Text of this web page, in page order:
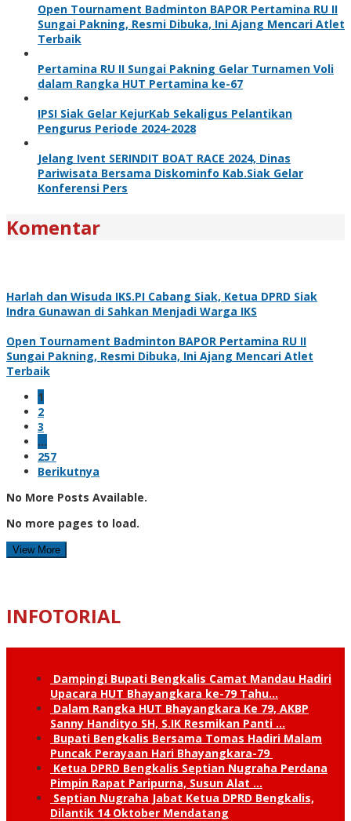
Open Tournament Badminton BAPOR Pertamina RU II
Sungai Pakning, Resmi Dibuka, Ini Ajang Mencari Atlet
Terbaik
Pertamina RU II Sungai Pakning Gelar Turnamen Voli
dalam Rangka HUT Pertamina ke-67
IPSI Siak Gelar KejurKab Sekaligus Pelantikan
Pengurus Periode 2024-2028
Jelang Ivent SERINDIT BOAT RACE 2024, Dinas
Pariwisata Bersama Diskominfo Kab.Siak Gelar
Konferensi Pers
Komentar
Harlah dan Wisuda IKS.PI Cabang Siak, Ketua DPRD Siak
Indra Gunawan di Sahkan Menjadi Warga IKS
Open Tournament Badminton BAPOR Pertamina RU II
Sungai Pakning, Resmi Dibuka, Ini Ajang Mencari Atlet
Terbaik
1
2
3
…
257
Berikutnya
No More Posts Available.
No more pages to load.
View More
INFOTORIAL
Dampingi Bupati Bengkalis Camat Mandau Hadiri
Upacara HUT Bhayangkara ke-79 Tahu…
Dalam Rangka HUT Bhayangkara Ke 79, AKBP
Sanny Handityo SH, S.IK Resmikan Panti …
Bupati Bengkalis Bersama Tomas Hadiri Malam
Puncak Perayaan Hari Bhayangkara-79
Ketua DPRD Bengkalis Septian Nugraha Perdana
Pimpin Rapat Paripurna, Susun Alat …
Septian Nugraha Jabat Ketua DPRD Bengkalis,
Dilantik 14 Oktober Mendatang